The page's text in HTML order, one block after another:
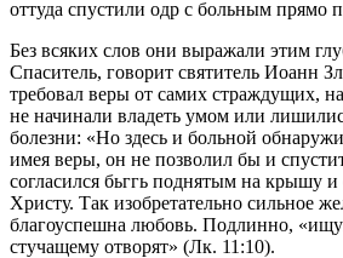
оттуда спустили одр с больным прямо
Без всяких слов они выражали этим
Спаситель, говорит святитель Иоанн
требовал веры от самих страждущих,
не начинали владеть умом или
болезни: «Но здесь и больной
имея веры, он не позволил бы и
согласился бьггь поднятым на крышу
Христу. Так изобретательно сильное
благоуспешна любовь. Подлинно,
стучащему отворят» (Лк. 11:10).